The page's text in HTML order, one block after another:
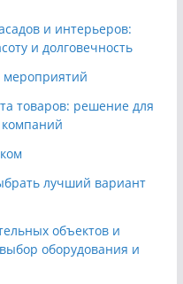
и интерьеров:
и долговечность
мероприятий
товаров: решение для
компаний
лучший вариант
объектов и
оборудования и